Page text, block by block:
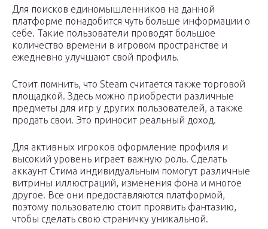
Для поисков единомышленников на данной
платформе понадобится чуть больше информации о
себе. Такие пользователи проводят большое
количество времени в игровом пространстве и
ежедневно улучшают свой профиль.
Стоит помнить, что Steam считается также торговой
площадкой. Здесь можно приобрести различные
предметы для игр у других пользователей, а также
продать свои. Это приносит реальный доход.
Для активных игроков оформление профиля и
высокий уровень играет важную роль. Сделать
аккаунт Стима индивидуальным помогут различные
витрины иллюстраций, изменения фона и многое
другое. Все они предоставляются платформой,
поэтому пользователю стоит проявить фантазию,
чтобы сделать свою страничку уникальной.